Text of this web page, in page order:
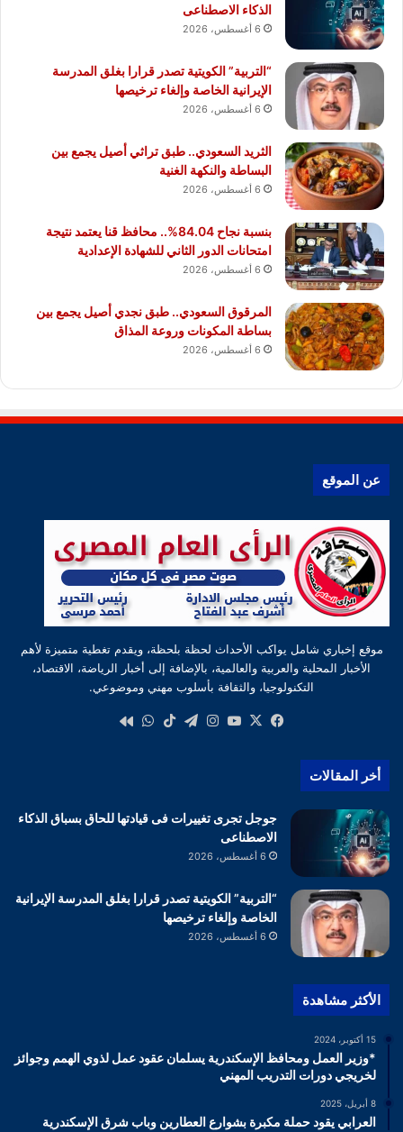
الذكاء الاصطناعى
6 أغسطس، 2026
“التربية” الكويتية تصدر قرارا بغلق المدرسة
الإيرانية الخاصة وإلغاء ترخيصها
6 أغسطس، 2026
الثريد السعودي.. طبق تراثي أصيل يجمع بين
البساطة والنكهة الغنية
6 أغسطس، 2026
بنسبة نجاح 84.04%.. محافظ قنا يعتمد نتيجة
امتحانات الدور الثاني للشهادة الإعدادية
6 أغسطس، 2026
المرقوق السعودي.. طبق نجدي أصيل يجمع بين
بساطة المكونات وروعة المذاق
6 أغسطس، 2026
عن الموقع
موقع إخباري شامل يواكب الأحداث لحظة بلحظة، ويقدم تغطية متميزة لأهم
الأخبار المحلية والعربية والعالمية، بالإضافة إلى أخبار الرياضة، الاقتصاد،
التكنولوجيا، والثقافة بأسلوب مهني وموضوعي.
فيسبوك
‫X
‫YouTube
انستقرام
تيلقرام‫TikTokواتساب
أخر المقالات
جوجل تجرى تغييرات فى قيادتها للحاق بسباق الذكاء
الاصطناعى
6 أغسطس، 2026
“التربية” الكويتية تصدر قرارا بغلق المدرسة الإيرانية
الخاصة وإلغاء ترخيصها
6 أغسطس، 2026
الأكثر مشاهدة
15 أكتوبر، 2024
*وزير العمل ومحافظ الإسكندرية يسلمان عقود عمل لذوي الهمم وجوائز
لخريجي دورات التدريب المهني
8 أبريل، 2025
العرابي يقود حملة مكبرة بشوارع العطارين وباب شرق الإسكندرية